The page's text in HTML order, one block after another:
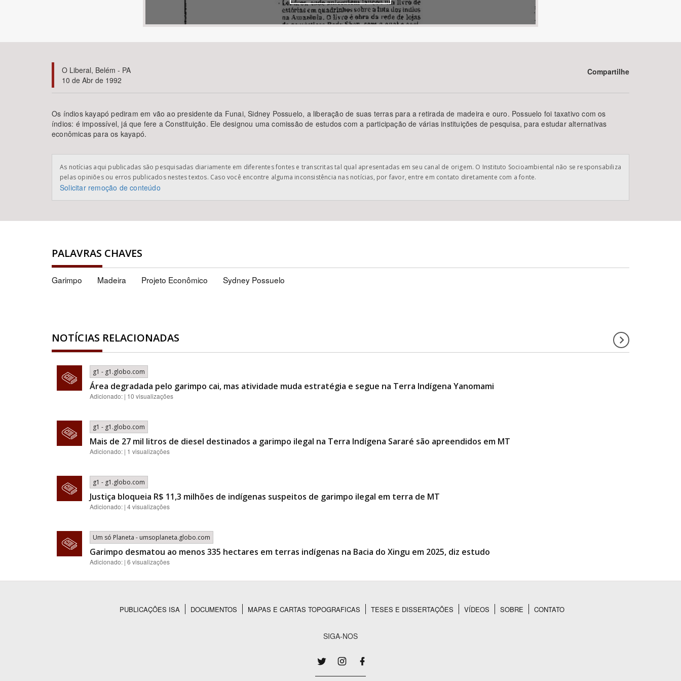
BUSCAR
O Liberal, Belém - PA
10 de Abr de 1992
Compartilhe
Os índios kayapó pediram em vão ao presidente da Funai, Sidney Possuelo, a liberação de suas terras para a retirada de madeira e ouro. Possuelo foi taxativo com os
índios: é impossível, já que fere a Constituição. Ele designou uma comissão de estudos com a participação de várias instituições de pesquisa, para estudar alternativas
econômicas para os kayapó.
As notícias aqui publicadas são pesquisadas diariamente em diferentes fontes e transcritas tal qual apresentadas em seu canal de origem. O Instituto Socioambiental não se responsabiliza
pelas opiniões ou erros publicados nestes textos. Caso você encontre alguma inconsistência nas notícias, por favor, entre em contato diretamente com a fonte.
Solicitar remoção de conteúdo
PALAVRAS CHAVES
Garimpo Madeira Projeto Econômico Sydney Possuelo
NOTÍCIAS RELACIONADAS
g1 - g1.globo.com
Área degradada pelo garimpo cai, mas atividade muda estratégia e segue na Terra Indígena Yanomami
Adicionado: | 10 visualizações
g1 - g1.globo.com
Mais de 27 mil litros de diesel destinados a garimpo ilegal na Terra Indígena Sararé são apreendidos em MT
Adicionado: | 1 visualizações
g1 - g1.globo.com
Justiça bloqueia R$ 11,3 milhões de indígenas suspeitos de garimpo ilegal em terra de MT
Adicionado: | 4 visualizações
Um só Planeta - umsoplaneta.globo.com
Garimpo desmatou ao menos 335 hectares em terras indígenas na Bacia do Xingu em 2025, diz estudo
Adicionado: | 6 visualizações
PUBLICAÇÕES ISA DOCUMENTOS MAPAS E CARTAS TOPOGRAFICAS TESES E DISSERTAÇÕES VÍDEOS SOBRE CONTATO
SIGA-NOS